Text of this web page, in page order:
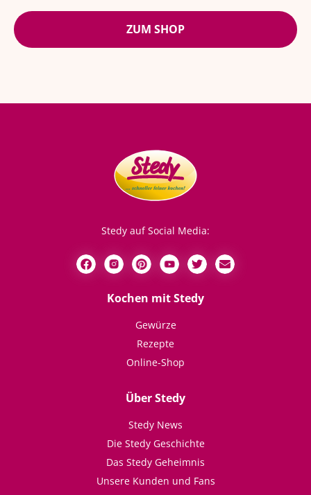
ZUM SHOP
Stedy auf Social Media:
Kochen mit Stedy
Gewürze
Rezepte
Online-Shop
Über Stedy
Stedy News
Die Stedy Geschichte
Das Stedy Geheimnis
Unsere Kunden und Fans